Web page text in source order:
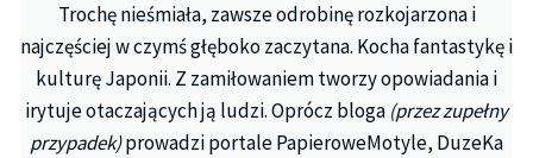
Trochę nieśmiała, zawsze odrobinę rozkojarzona i
najczęściej w czymś głęboko zaczytana. Kocha fantastykę i
kulturę Japonii. Z zamiłowaniem tworzy opowiadania i
irytuje otaczających ją ludzi. Oprócz bloga (przez zupełny
przypadek)prowadzi portale PapieroweMotyle, DuzeKa